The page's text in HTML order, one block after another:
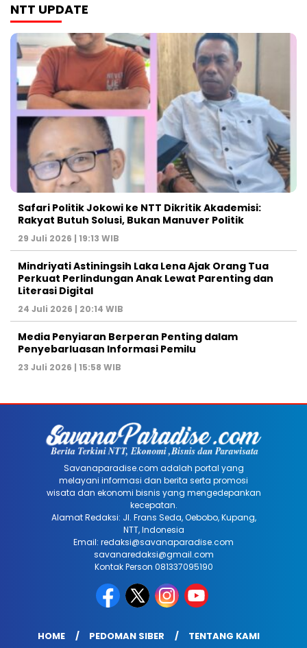
NTT UPDATE
Safari Politik Jokowi ke NTT Dikritik Akademisi:
Rakyat Butuh Solusi, Bukan Manuver Politik
29 Juli 2026 | 19:13 WIB
Mindriyati Astiningsih Laka Lena Ajak Orang Tua
Perkuat Perlindungan Anak Lewat Parenting dan
Literasi Digital
24 Juli 2026 | 20:14 WIB
Media Penyiaran Berperan Penting dalam
Penyebarluasan Informasi Pemilu
23 Juli 2026 | 15:58 WIB
Savanaparadise.com adalah portal yang
melayani informasi dan berita serta promosi
wisata dan ekonomi bisnis yang mengedepankan
kecepatan.
Alamat Redaksi: Jl. Frans Seda, Oebobo, Kupang,
NTT, Indonesia
Email: redaksi@savanaparadise.com
savanaredaksi@gmail.com
Kontak Person 081337095190
HOME PEDOMAN SIBER TENTANG KAMI